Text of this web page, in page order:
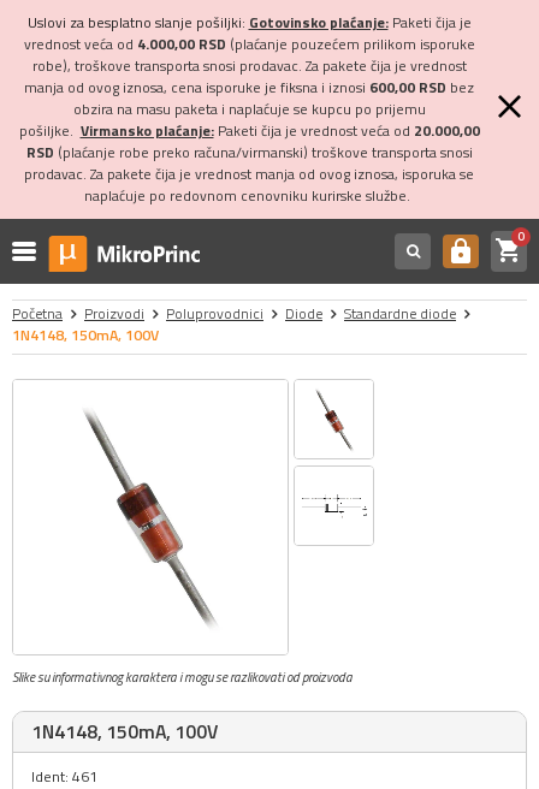
Uslovi za besplatno slanje pošiljki: Gotovinsko plaćanje:Paketi čija je
vrednost veća od 4.000,00 RSD (plaćanje pouzećem prilikom isporuke
robe), troškove transporta snosi prodavac. Za pakete čija je vrednost
manja od ovog iznosa, cena isporuke je fiksna i iznosi 600,00 RSD bez
obzira na masu paketa i naplaćuje se kupcu po prijemu
pošiljke. Virmansko plaćanje:Paketi čija je vrednost veća od 20.000,00
RSD (plaćanje robe preko računa/virmanski) troškove transporta snosi
prodavac. Za pakete čija je vrednost manja od ovog iznosa, isporuka se
naplaćuje po redovnom cenovniku kurirske službe.
https shopping_cart0
Početna Proizvodi Poluprovodnici Diode
Standardne diode
1N4148, 150mA, 100V
Slike su informativnog karaktera i mogu se razlikovati od proizvoda
1N4148, 150mA, 100V
Ident: 461